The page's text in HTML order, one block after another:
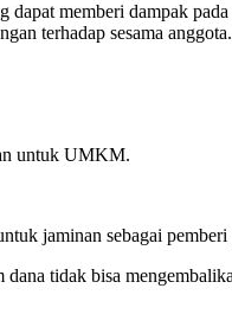
dapat memberi dampak
terhadap sesama
untuk UMKM.
jaminan sebagai
tidak bisa